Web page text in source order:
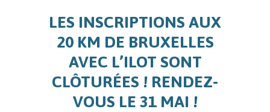
LES INSCRIPTIONS AUX
20 KM DE BRUXELLES
AVEC L’ILOT SONT
CLÔTURÉES ! RENDEZ-
VOUS LE 31 MAI !